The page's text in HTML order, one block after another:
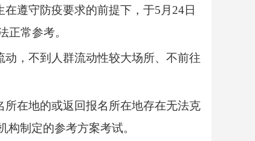
遵守防疫要求的前提下，于5月24日
正常参考。
，不到人群流动性较大场所、不前往
在地的或返回报名所在地存在无法克
制定的参考方案考试。